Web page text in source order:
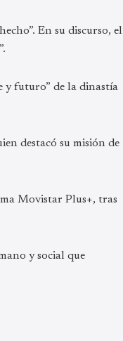
En su discurso, el
y futuro” de la dinastía
destacó su misión de
Movistar Plus+, tras
y social que